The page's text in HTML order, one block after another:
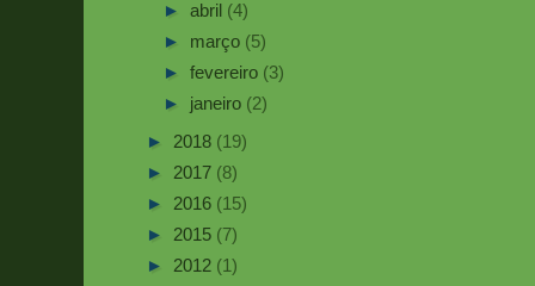
►abril (4)
► março (5)
►fevereiro (3)
► janeiro (2)
► 2018 (19)
► 2017 (8)
► 2016 (15)
► 2015 (7)
► 2012 (1)